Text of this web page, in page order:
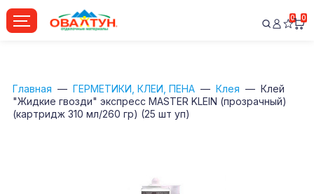
0 0
Главная ГЕРМЕТИКИ, КЛЕИ, ПЕНА Клея
Клей
"Жидкие гвозди" экспресс MASTER KLEIN (прозрачный)
(картридж 310 мл/260 гр) (25 шт уп)